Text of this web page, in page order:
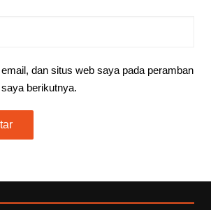
dan situs web saya pada peramban
berikutnya.